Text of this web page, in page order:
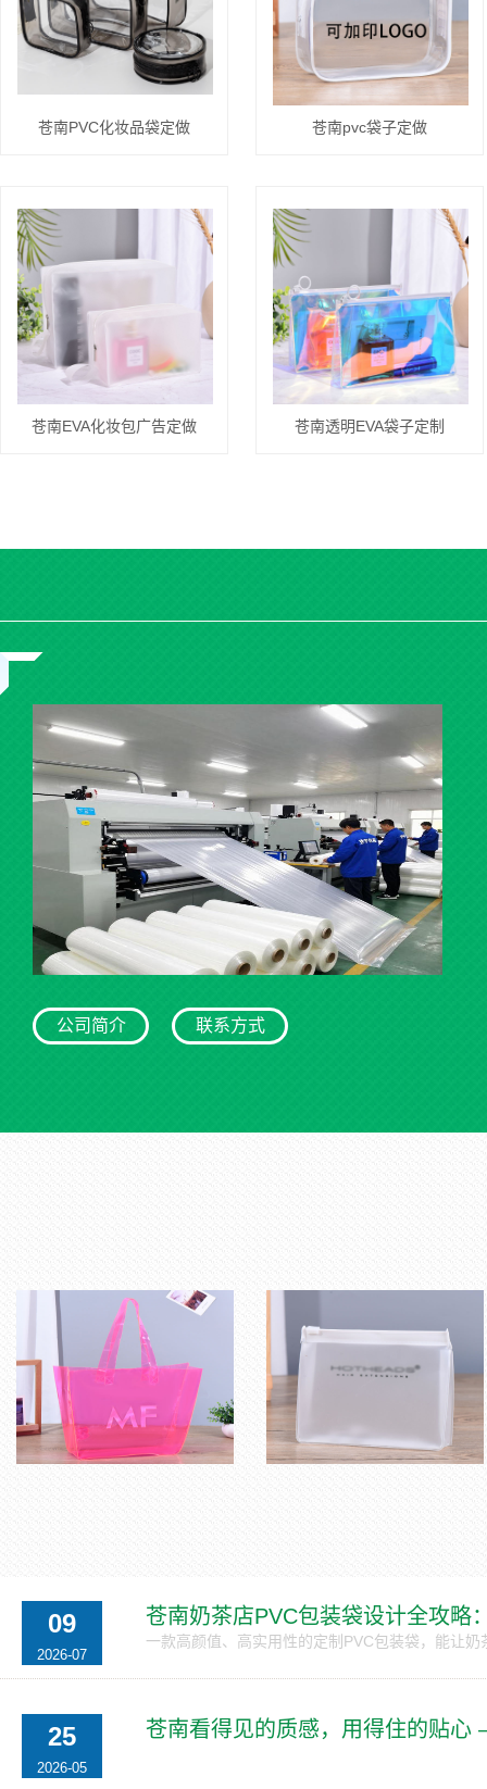
苍南PVC化妆品袋定做 苍南pvc袋子定做
苍南EVA化妆包广告定做 苍南透明EVA袋子定制
公司简介 联系方式
09
2026-07
苍南奶茶店PVC包装袋设计全攻略
一款高颜值、高实用性的定制PVC包装袋，能让奶
25
2026-05
苍南看得见的质感，用得住的贴